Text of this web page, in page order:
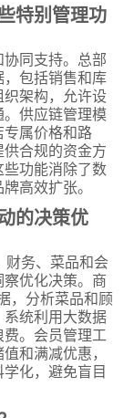
特别管理功
同支持。总部
包括销售和库
架构，允许设
供应链管理模
属价格和路
合规的资金方
功能消除了数
高效扩张。
的决策优
财务、菜品和会
优化决策。商
，分析菜品和顾
统利用大数据
。会员管理工
和满减优惠，
化，避免盲目